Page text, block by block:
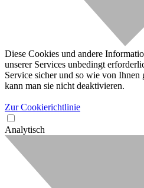
Diese Cookies und andere
unserer Services unbedingt
Service sicher und so wie von
kann man sie nicht deaktivieren.
Zur Cookierichtlinie
Analytisch